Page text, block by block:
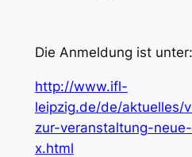
Die Anmeldung ist unter:
http://www.ifl-
leipzig.de/de/aktuelles/
zur-veranstaltung-
x.html